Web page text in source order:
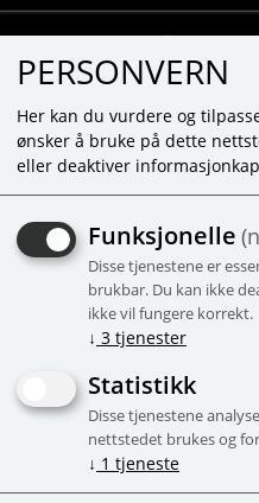
- HÄST
Komprimerad
PERSONVERN
Her kan du vurdere og
ønsker å bruke på dette
eller deaktiver
Funksjonelle
Disse tjenestene er
brukbar. Du kan ikke
ikke vil fungere korrekt.
↓ 3 tjenester
Statistikk
Disse tjenestene
nettstedet brukes og
↓ 1 tjeneste